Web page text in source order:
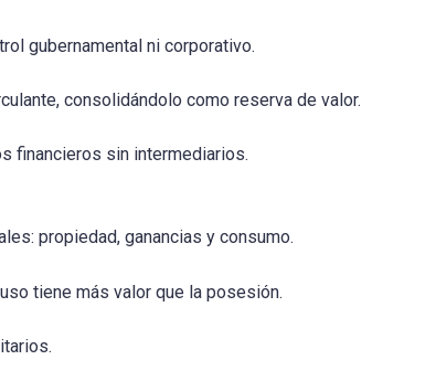
gubernamental ni corporativo.
consolidándolo como reserva de valor.
financieros sin intermediarios.
propiedad, ganancias y consumo.
tiene más valor que la posesión.